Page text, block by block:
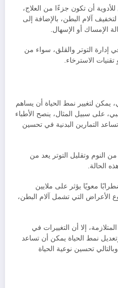
للأدوية أن تكون جزءًا من العلاج،
آلام البطن، بالإضافة إلى
الإمساك أو الإسهال.
إدارة التوتر والقلق، سواء من
الاسترخاء.
يمكن لتغيير نمط الحياة أن يساهم
على سبيل المثال، ينصح الأطباء
التمارين البدنية في تحسين
وتقليل التوتر يعد من
الحالة.
معويًا يؤثر على ملايين
الأعراض التي تشمل آلام البطن،
إلا أن التغييرات في
وتعديل نمط الحياة يمكن أن تساعد
تحسين نوعية الحياة